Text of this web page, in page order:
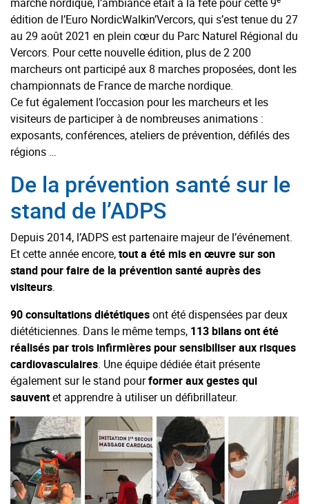
édition de l’Euro NordicWalkin’Vercors, qui s’est tenue du 27
au 29 août 2021 en plein cœur du Parc Naturel Régional du
Vercors. Pour cette nouvelle édition, plus de 2 200
marcheurs ont participé aux 8 marches proposées, dont les
championnats de France de marche nordique.
Ce fut également l’occasion pour les marcheurs et les
visiteurs de participer à de nombreuses animations :
exposants, conférences, ateliers de prévention, défilés des
régions …
De la prévention santé sur le
stand de l’ADPS
Depuis 2014, l’ADPS est partenaire majeur de l’événement.
Et cette année encore,tout a été mis en œuvre sur son
stand pour faire de la prévention santé auprès des
visiteurs.
90 consultations diététiquesont été dispensées par deux
diététiciennes. Dans le même temps, 113 bilans ont été
réalisés par trois infirmières pour sensibiliser aux risques
cardiovasculaires. Une équipe dédiée était présente
également sur le stand pourformer aux gestes qui
sauventet apprendre à utiliser un défibrillateur.